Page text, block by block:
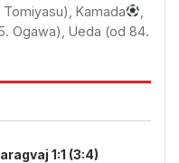
Kamada
Ogawa), Ueda (od 84.
Njemačka – Paragvaj 1:1 (3:4)